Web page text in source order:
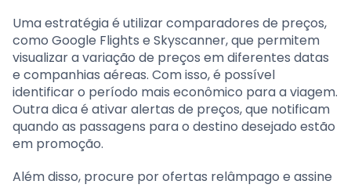
Uma estratégia é utilizar comparadores de preços,
como Google Flights e Skyscanner, que permitem
visualizar a variação de preços em diferentes datas
e companhias aéreas. Com isso, é possível
identificar o período mais econômico para a viagem.
Outra dica é ativar alertas de preços, que notificam
quando as passagens para o destino desejado estão
em promoção.
Além disso, procure por ofertas relâmpago e assine